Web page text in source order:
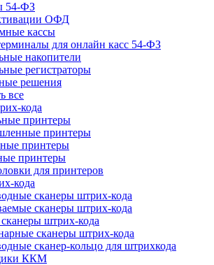
54-ФЗ
ОФД
кассы
для онлайн касс 54-ФЗ
накопители
регистраторы
решения
все
кода
принтеры
принтеры
принтеры
принтеры
для принтеров
кода
сканеры штрих-кода
сканеры штрих-кода
штрих-кода
сканеры штрих-кода
сканер-кольцо для штрихкода
ККМ